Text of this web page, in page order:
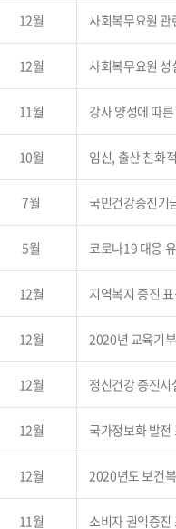
12월 사회복무요원
12월 사회복무요원
11월 강사 양성에 따
10월 임신, 출산 친화
7월 국민건강증진기
5월 코로나19 대응
12월 지역복지 증진
12월 2020년 교육기
12월 정신건강 증진
12월 국가정보화 발전
12월 2020년도 보건
11월 소비자 권익증진